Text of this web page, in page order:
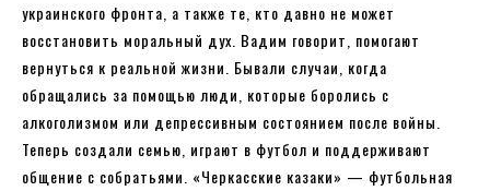
украинского фронта, а также те, кто давно не может
восстановить моральный дух. Вадим говорит, помогают
вернуться к реальной жизни. Бывали случаи, когда
обращались за помощью люди, которые боролись с
алкоголизмом или депрессивным состоянием после войны.
Теперь создали семью, играют в футбол и поддерживают
общение с собратьями. «Черкасские казаки» — футбольная